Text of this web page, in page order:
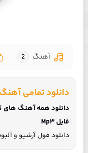
آهنگ 2
دانلود تمامی
دانلود همه آهنگ های
فایل Mp3
دانلود فول آرشیو و